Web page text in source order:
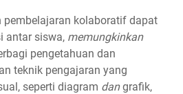
pembelajaran kolaboratif dapat
antar siswa, memungkinkan
pengetahuan dan
teknik pengajaran yang
seperti diagram dangrafik,